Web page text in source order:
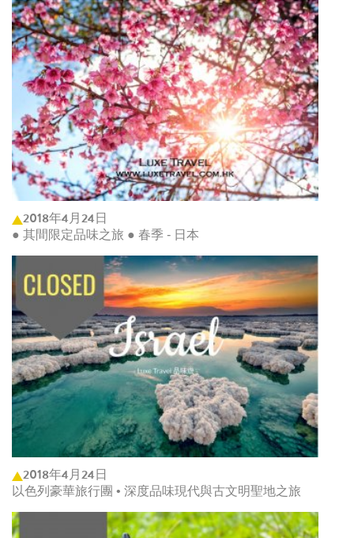
2018年4月24日
● 其間限定品味之旅 ● 春季 - 日本
2018年4月24日
以色列豪華旅行團 • 深度品味現代與古文明聖地之旅